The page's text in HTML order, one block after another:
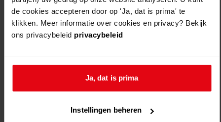
de cookies accepteren door op 'Ja, dat is prima' te
klikken. Meer informatie over cookies en privacy? Bekijk
ons privacybeleid privacybeleid
Ja, dat is prima
Instellingen beheren
hoorn
blokker,
coxlaan 50
verbouw
uitbreiding
hoorn
blokker,
coxlaan 48
vergroten
1981
coxlaan 34
woning